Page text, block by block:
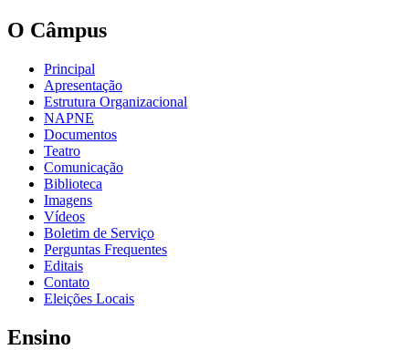
O Câmpus
Principal
Apresentação
Estrutura Organizacional
NAPNE
Documentos
Teatro
Comunicação
Biblioteca
Imagens
Vídeos
Boletim de Serviço
Perguntas Frequentes
Editais
Contato
Eleições Locais
Ensino